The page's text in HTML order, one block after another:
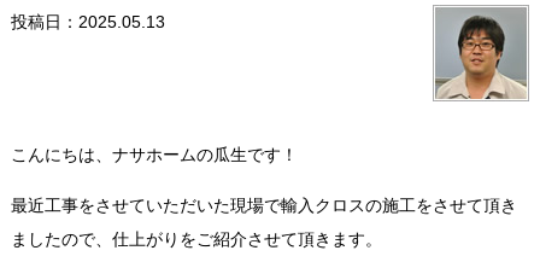
投稿日：2025.05.13
こんにちは、ナサホームの瓜生です！
最近工事をさせていただいた現場で輸入クロスの施工をさせて頂き
ましたので、仕上がりをご紹介させて頂きます。